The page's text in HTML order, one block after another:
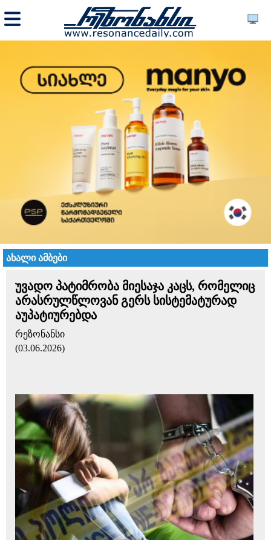
ახალი ამბები
უვადო პატიმრობა მიესაჯა კაცს, რომელიც
არასრულწლოვან გერს სისტემატურად
აუპატიურებდა
რეზონანსი
(03.06.2026)